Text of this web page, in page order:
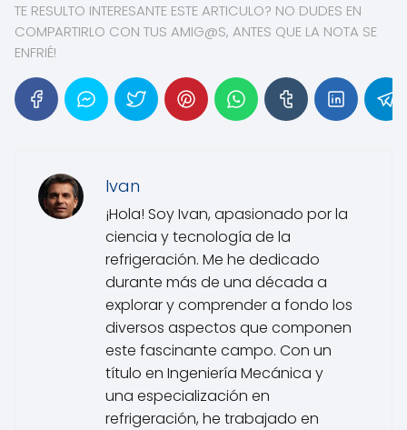
TE RESULTO INTERESANTE ESTE ARTICULO? NO DUDES EN
COMPARTIRLO CON TUS AMIG@S, ANTES QUE LA NOTA SE
ENFRIÉ!
Ivan
¡Hola! Soy Ivan, apasionado por la
ciencia y tecnología de la
refrigeración. Me he dedicado
durante más de una década a
explorar y comprender a fondo los
diversos aspectos que componen
este fascinante campo. Con un
título en Ingeniería Mecánica y
una especialización en
refrigeración, he trabajado en